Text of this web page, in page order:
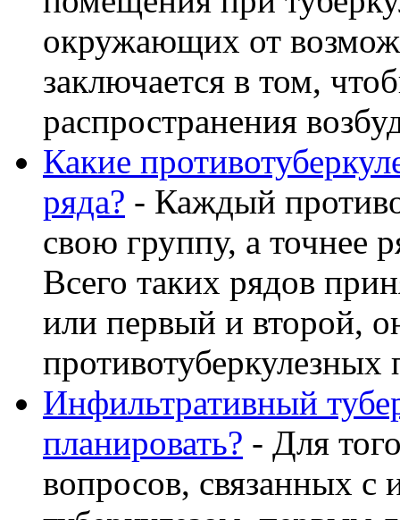
окружающих от
заключается в том,
распространения
Какие
ряда? - Каждый
свою группу, а точнее
Всего таких рядов
или первый и второй,
противотуберкулезных
Инфильтративный
планировать? - Для
вопросов, связанных с